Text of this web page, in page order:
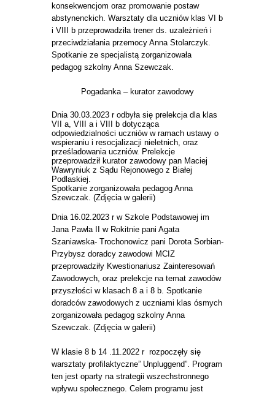
konsekwencjom oraz promowanie postaw
abstynenckich. Warsztaty dla uczniów klas VI b
i VIII b przeprowadziła trener ds. uzależnień i
przeciwdziałania przemocy Anna Stolarczyk.
Spotkanie ze specjalistą zorganizowała
pedagog szkolny Anna Szewczak.
Pogadanka – kurator zawodowy
Dnia 30.03.2023 r odbyła się prelekcja dla klas
VII a, VIII a i VIII b dotycząca
odpowiedzialności uczniów w ramach ustawy o
wspieraniu i resocjalizacji nieletnich, oraz
prześladowania uczniów. Prelekcje
przeprowadził kurator zawodowy pan Maciej
Wawryniuk z Sądu Rejonowego z Białej
Podlaskiej.
Spotkanie zorganizowała pedagog Anna
Szewczak. (Zdjęcia w galerii)
Dnia 16.02.2023 r w Szkole Podstawowej im
Jana Pawła II w Rokitnie pani Agata
Szaniawska- Trochonowicz pani Dorota Sorbian-
Przybysz doradcy zawodowi MCIZ
przeprowadziły Kwestionariusz Zainteresowań
Zawodowych, oraz prelekcje na temat zawodów
przyszłości w klasach 8 a i 8 b. Spotkanie
doradców zawodowych z uczniami klas ósmych
zorganizowała pedagog szkolny Anna
Szewczak. (Zdjęcia w galerii)
W klasie 8 b 14 .11.2022 r rozpoczęły się
warsztaty profilaktyczne” Unpluggend”. Program
ten jest oparty na strategii wszechstronnego
wpływu społecznego. Celem programu jest